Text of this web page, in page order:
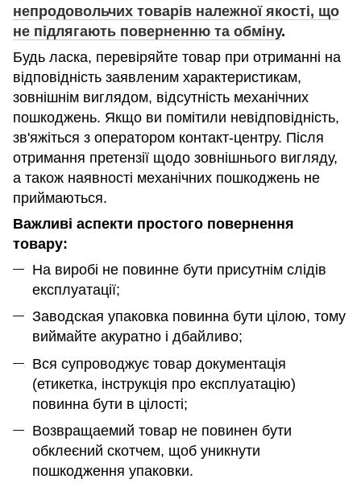
непродовольчих товарів належної якості, що
не підлягають поверненню та обміну.
Будь ласка, перевіряйте товар при отриманні на
відповідність заявленим характеристикам,
зовнішнім виглядом, відсутність механічних
пошкоджень. Якщо ви помітили невідповідність,
зв'яжіться з оператором контакт-центру. Після
отримання претензії щодо зовнішнього вигляду,
а також наявності механічних пошкоджень не
приймаються.
Важливі аспекти простого повернення
товару:
На виробі не повинне бути присутнім слідів
експлуатації;
Заводская упаковка повинна бути цілою, тому
виймайте акуратно і дбайливо;
Вся супроводжує товар документація
(етикетка, інструкція про експлуатацію)
повинна бути в цілості;
Возвращаемий товар не повинен бути
обклеєний скотчем, щоб уникнути
пошкодження упаковки.